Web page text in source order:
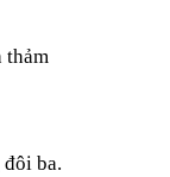
thảm
ba.